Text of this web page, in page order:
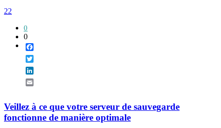
22
0
0
Veillez à ce que votre serveur de sauvegarde
fonctionne de manière optimale